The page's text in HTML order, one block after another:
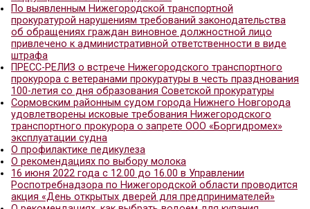
наложение ареста на имущество должника
В Нижегородской области в суд направлено
дело о незаконном вылове рыбы в водной
Ока
Нижегородская транспортная прокуратура
уголовное дело в отношении члена
группы, занимавшейся сбытом крупных партий
наркотических средств
О рекомендациях для выезжающих в
поездки
Холера
15 мая, в Международный день памяти людей,
СПИДа, на световом фасаде телебашни
филиала РТРС будет размещена Красная лента